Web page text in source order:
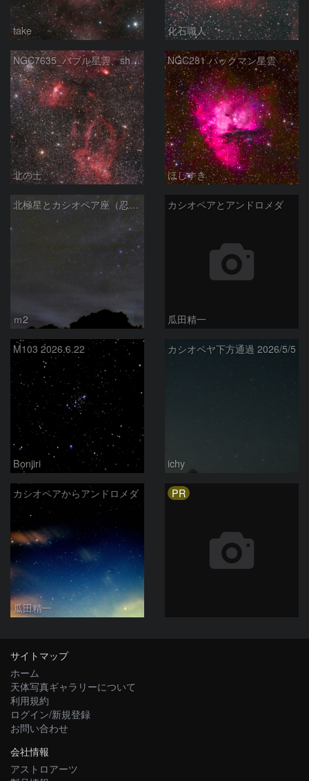
take 化石職人
NGC7635_バブル星雲、sh2-157_くわがた星雲
北の士
NGC281 パックマン星雲
ほしすき
北極星とカシオペア座（忍び寄る秋）
ｍ2
カシオペアとアンドロメダ
瓜田精一
M103 2026.6.22
Bonjiri
カシオペヤ下方通過 2026/5/5
ichy
カシオペアからアンドロメダ
瓜田精一
PR
サイトマップ
ホーム
天体写真ギャラリーについて
利用規約
ログイン/新規登録
お問い合わせ
会社情報
アストロアーツ